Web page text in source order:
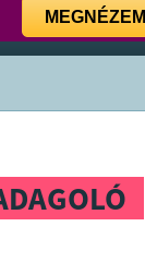
MEGNÉZEM